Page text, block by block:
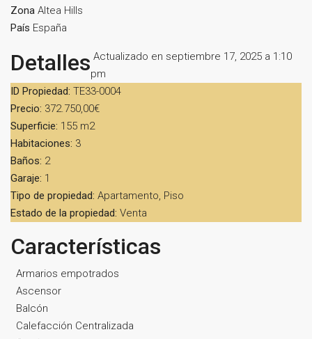
Zona Altea Hills
País España
Detalles Actualizado en septiembre 17, 2025 a 1:10
pm
ID Propiedad: TE33-0004
Precio: 372.750,00€
Superficie: 155 m2
Habitaciones: 3
Baños: 2
Garaje: 1
Tipo de propiedad: Apartamento, Piso
Estado de la propiedad: Venta
Características
Armarios empotrados
Ascensor
Balcón
Calefacción Centralizada